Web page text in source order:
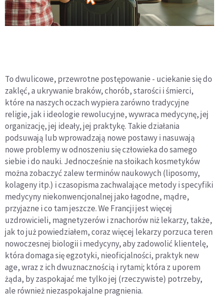
To dwulicowe, przewrotne postępowanie - uciekanie się do
zaklęć, a ukrywanie braków, chorób, starości i śmierci,
które na naszych oczach wypiera zarówno tradycyjne
religie, jak i ideologie rewolucyjne, wywraca medycynę, jej
organizację, jej ideały, jej praktykę. Takie działania
podsuwają lub wprowadzają nowe postawy i nasuwają
nowe problemy w odnoszeniu się człowieka do samego
siebie i do nauki. Jednocześnie na słoikach kosmetyków
można zobaczyć zalew terminów naukowych (liposomy,
kolageny itp.) i czasopisma zachwalające metody i specyfiki
medycyny niekonwencjonalnej jako łagodne, mądre,
przyjazne i co tam jeszcze. We Francji jest więcej
uzdrowicieli, magnetyzerów i znachorów niż lekarzy, także,
jak to już powiedziałem, coraz więcej lekarzy porzuca teren
nowoczesnej biologii i medycyny, aby zadowolić klientelę,
która domaga się egzotyki, nieoficjalności, praktyk new
age, wraz z ich dwuznacznością i rytami; która z uporem
żąda, by zaspokajać me tylko jej (rzeczywiste) potrzeby,
ale również niezaspokajalne pragnienia.